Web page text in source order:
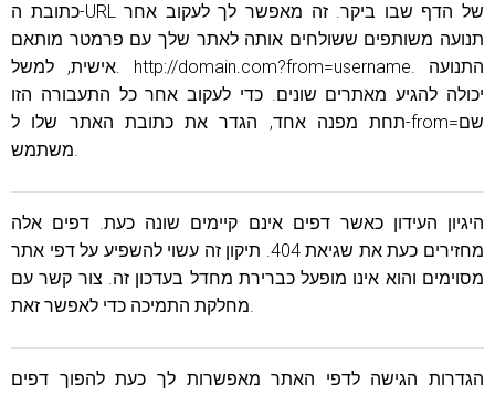
כתובת ה-URL של הדף שבו ביקר. זה מאפשר לך לעקוב אחר
תנועה משותפים ששולחים אותה לאתר שלך עם פרמטר מותאם
אישית, למשל. http://domain.com?from=username. התנועה
יכולה להגיע מאתרים שונים. כדי לעקוב אחר כל התעבורה הזו
תחת מפנה אחד, הגדר את כתובת האתר שלו ל-from=שם
משתמש.
היגיון העידון כאשר דפים אינם קיימים שונה כעת. דפים אלה
מחזירים כעת את שגיאת 404. תיקון זה עשוי להשפיע על דפי אתר
מסוימים והוא אינו מופעל כברירת מחדל בעדכון זה. צור קשר עם
מחלקת התמיכה כדי לאפשר זאת.
הגדרות הגישה לדפי האתר מאפשרות לך כעת להפוך דפים